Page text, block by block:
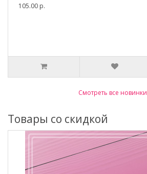
105.00 р.
Смотреть все новинки
Товары со скидкой